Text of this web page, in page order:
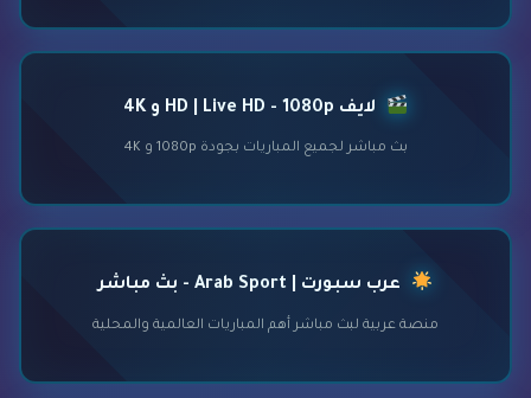
لايف HD | Live HD - 1080p و 4K
بث مباشر لجميع المباريات بجودة 1080p و 4K
عرب سبورت | Arab Sport - بث مباشر
منصة عربية لبث مباشر أهم المباريات العالمية والمحلية